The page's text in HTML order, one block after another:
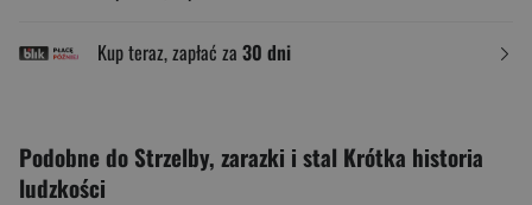
Kup teraz, zapłać za 30 dni
Podobne do Strzelby, zarazki i stal Krótka historia
ludzkości